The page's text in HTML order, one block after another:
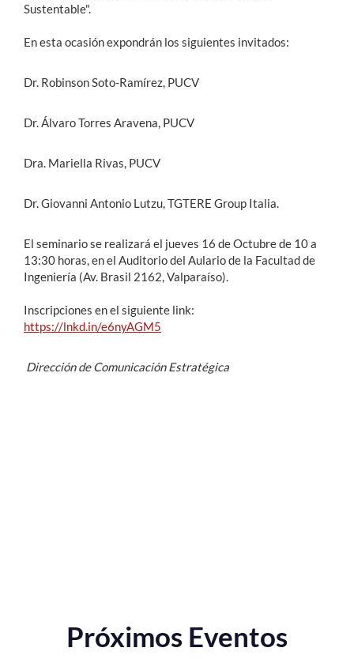
Sustentable".
En esta ocasión expondrán los siguientes invitados:
Dr. Robinson Soto-Ramírez, PUCV
Dr. Álvaro Torres Aravena, PUCV
Dra. Mariella Rivas, PUCV
Dr. Giovanni Antonio Lutzu, TGTERE Group Italia.
El seminario se realizará el jueves 16 de Octubre de 10 a
13:30 horas, en el Auditorio del Aulario de la Facultad de
Ingeniería (Av. Brasil 2162, Valparaíso).
Inscripciones en el siguiente link:
https://lnkd.in/e6nyAGM5
Dirección de Comunicación Estratégica
Próximos Eventos